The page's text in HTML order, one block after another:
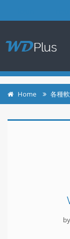
Home 各種
by